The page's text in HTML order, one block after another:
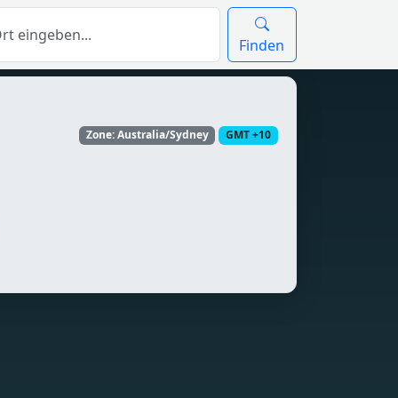
Finden
Zone: Australia/Sydney GMT +10